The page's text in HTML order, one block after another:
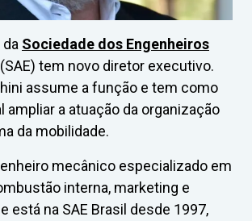
Sociedade dos Engenheiros
(SAE) tem novo diretor executivo.
assume a função e tem como
ampliar a atuação da organização
da mobilidade.
mecânico especializado em
interna, marketing e
está na SAE Brasil desde 1997,